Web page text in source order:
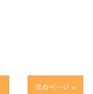
次のページ >